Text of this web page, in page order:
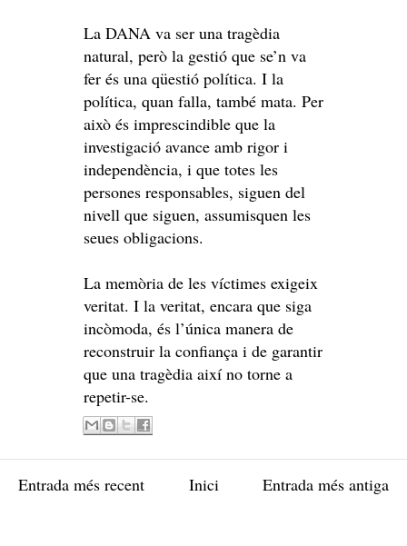
La DANA va ser una tragèdia
natural, però la gestió que se’n va
fer és una qüestió política. I la
política, quan falla, també mata. Per
això és imprescindible que la
investigació avance amb rigor i
independència, i que totes les
persones responsables, siguen del
nivell que siguen, assumisquen les
seues obligacions.
La memòria de les víctimes exigeix
veritat. I la veritat, encara que siga
incòmoda, és l’única manera de
reconstruir la confiança i de garantir
que una tragèdia així no torne a
repetir-se.
Entrada més recent Entrada més antiga
Inici